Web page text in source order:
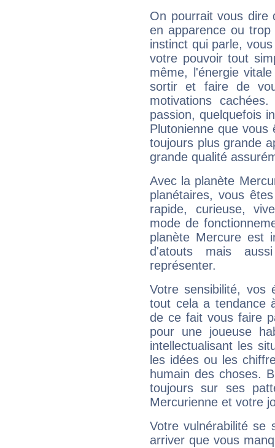
On pourrait vous dire
en apparence ou
instinct qui parle,
votre pouvoir tout
même, l'énergie
sortir et faire de
motivations
passion, quelquefois
Plutonienne que
toujours plus grande
grande qualité
Avec la planète
planétaires, vous
rapide, curieuse,
mode de
planète Mercure est
d'atouts mais
représenter.
Votre sensibilité,
tout cela a tendance
de ce fait vous faire
pour une joueuse
intellectualisant les
les idées ou les
humain des choses.
toujours sur ses
Mercurienne et votre
Votre vulnérabilité se
arriver que vous